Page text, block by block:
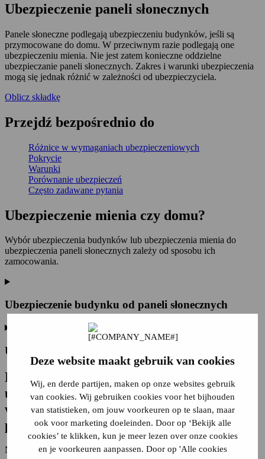
Deze website maakt gebruik van cookies
Wij, en derde partijen, maken op onze websites gebruik
van cookies. Wij gebruiken cookies voor het bijhouden
van statistieken, om jouw voorkeuren op te slaan, maar
ook voor marketing doeleinden. Door op ‘Bekijk alle
cookies’ te klikken, kun je meer lezen over onze cookies
en je voorkeuren aanpassen. Door op 'Alle cookies
Ubezpieczenie paneli słonecznych
Panele słoneczne podlegają ubezpieczeniu budynków, jeśli są
przymocowane do domu. W przeciwnym razie podlegają one
ubezpieczeniu mienia. Nie jest zatem konieczne oddzielne
ubezpieczanie paneli słonecznych. Zakres i warunki ubezpieczenia
mogą się jednak różnić w zależności od ubezpieczyciela.
Oblicz składkę
Przejdź bezpośrednio do
Różnice w wymaganiach ubezpieczeniowych
Pokrycie
Warunki
Porównanie ubezpieczeń
Często zadawane pytania
Ubezpieczenie mienia czy domu?
Wybór ubezpieczenia budynków lub ubezpieczenia mienia do
ubezpieczenia paneli słonecznych zależy od sposobu ich
zamocowania.
Ubezpieczenie budynku od paneli słonecznych
Ubezpieczenie zawartości paneli słonecznych
Różnice w wymaganiach
ubezpieczeniowych dla nieruchomości
wynajmowanych lub zamieszkiwanych
przez właściciela
Najlepszy sposób ubezpieczenia paneli słonecznych zależy również